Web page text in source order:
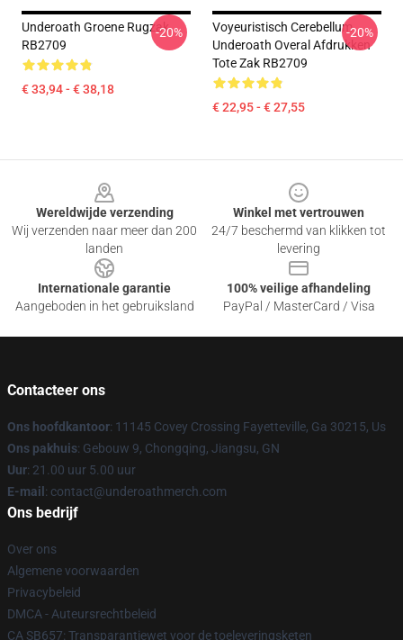
Underoath Groene Rugzak
RB2709
€ 33,94 - € 38,18
-20%
Voyeuristisch Cerebellum
Underoath Overal Afdrukken
Tote Zak RB2709
€ 22,95 - € 27,55
-20%
Wereldwijde verzending
Wij verzenden naar meer dan 200
landen
Winkel met vertrouwen
24/7 beschermd van klikken tot
levering
Internationale garantie
Aangeboden in het gebruiksland
100% veilige afhandeling
PayPal / MasterCard / Visa
Contacteer ons
Ons hoofdkantoor: 11145 Covey Crossing Fayetteville, Ga 30215, Us
Ons pakhuis: Gebouw 9, Chongqing, Jiangsu, GN
Uur: 21.00 uur 5.00 uur
E-mail : contact@underoathmerch.com
Ons bedrijf
Over ons
Algemene voorwaarden
Privacybeleid
DMCA - Auteursrechtbeleid
CA SB657: Transparantiewet voor de toeleveringsketen